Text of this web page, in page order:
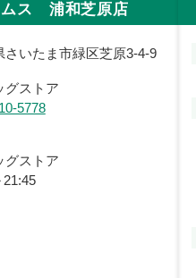
ムス 浦和芝原店
さいたま市緑区芝原3-4-9
グストア
5778
グストア
21:45